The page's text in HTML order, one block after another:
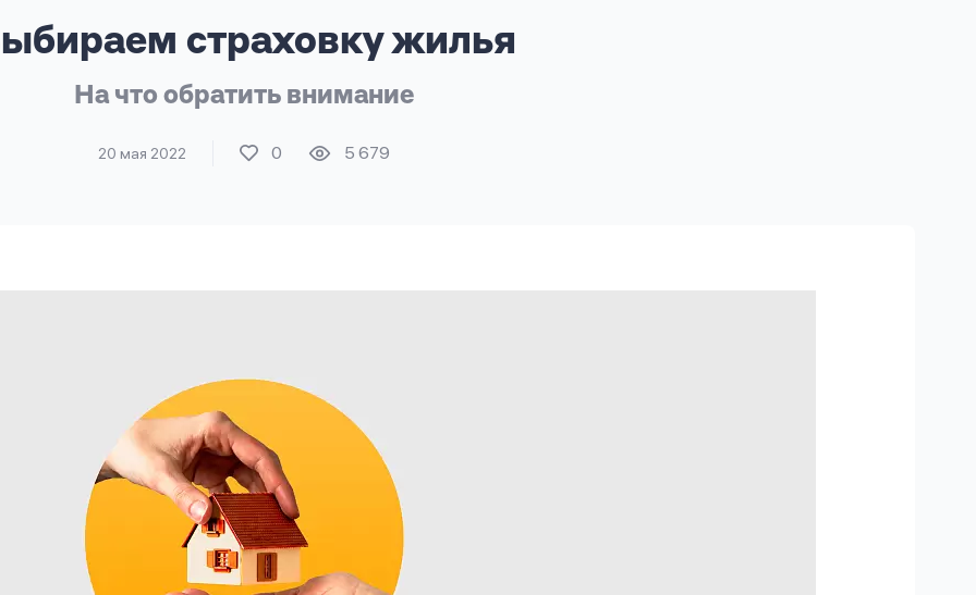
страховку жилья
На что обратить внимание
20 мая 2022 0 5 679